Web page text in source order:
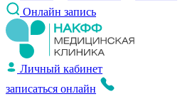
Онлайн запись
Личный кабинет
записаться онлайн